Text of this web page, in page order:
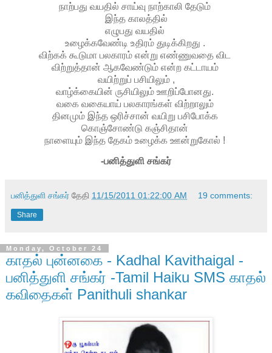
நாற்பது வயதில் சாய்வு நாற்காலி தேடும்
இந்த காலத்தில்
எழுபது வயதில்
உழைக்கவேண்டி உதிரம் துடிக்கிறது .
விற்கக் கூடுமா பலகாரம் என்று எண்ணுவதை விட
விற்றுத்தான் ஆகவேண்டும் என்ற கட்டாயம்
வயிற்றுப் பசியிலும் ,
வாழ்க்கையின் ருசியிலும் ஊறிப்போனது.
வகை வகையாய் பலகாரங்கள் விற்றாலும்
தினமும் இந்த ஒரிச்சான் வயிறு பசிபோக்க
கொஞ்சோண்டு கஞ்சிதான்
நாளையும் இந்த தேகம் உழைக்க ஊன்றுகோல் !
-பனித்துளி சங்கர்
பனித்துளி சங்கர் தேதி 11/15/2011 01:22:00 AM 19 comments:
Share
Monday, October 24
காதல் புன்னகை - Kadhal Kavithaigal -
பனித்துளி சங்கர் -Tamil Haiku SMS காதல்
கவிதைகள் Panithuli shankar